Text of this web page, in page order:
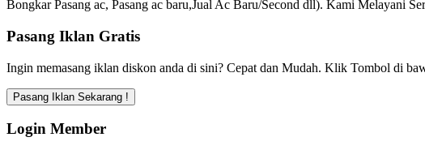
Bongkar Pasang ac, Pasang ac baru,Jual Ac Baru/Second dll). Kami Melayani
Pasang Iklan Gratis
Ingin memasang iklan diskon anda di sini? Cepat dan Mudah. Klik Tombol di
Login Member